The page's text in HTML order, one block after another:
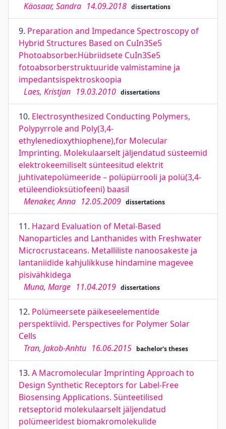
Käosaar, Sandra 14.09.2018 dissertations
9. Preparation and Impedance Spectroscopy of
Hybrid Structures Based on CuIn3Se5
Photoabsorber.Hübriidsete CuIn3Se5
fotoabsorberstruktuuride valmistamine ja
impedantsispektroskoopia
Laes, Kristjan 19.03.2010 dissertations
10. Electrosynthesized Conducting Polymers,
Polypyrrole and Poly(3,4-
ethylenedioxythiophene),for Molecular
Imprinting. Molekulaarselt jäljendatud süsteemid
elektrokeemiliselt sünteesitud elektrit
juhtivatepolümeeride – polüpürrooli ja polü(3,4-
etüleendioksütiofeeni) baasil
Menaker, Anna 12.05.2009 dissertations
11. Hazard Evaluation of Metal-Based
Nanoparticles and Lanthanides with Freshwater
Microcrustaceans. Metalliliste nanoosakeste ja
lantaniidide kahjulikkuse hindamine magevee
pisivähkidega
Muna, Marge 11.04.2019 dissertations
12. Polümeersete päikeseelementide
perspektiivid. Perspectives for Polymer Solar
Cells
Tran, Jakob-Anhtu 16.06.2015 bachelor's theses
13. A Macromolecular Imprinting Approach to
Design Synthetic Receptors for Label-Free
Biosensing Applications. Sünteetilised
retseptorid molekulaarselt jäljendatud
polümeeridest biomakromolekulide